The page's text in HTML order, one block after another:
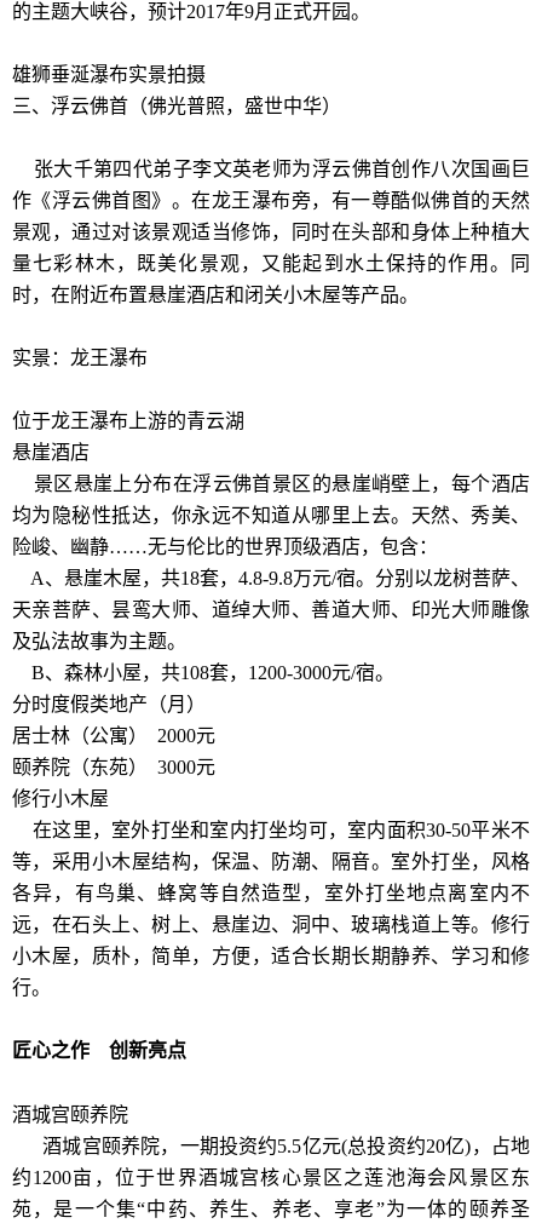
的主题大峡谷，预计2017年9月正式开园。
雄狮垂涎瀑布实景拍摄
三、浮云佛首（佛光普照，盛世中华）
张大千第四代弟子李文英老师为浮云佛首创作八次国画巨
作《浮云佛首图》。在龙王瀑布旁，有一尊酷似佛首的天然
景观，通过对该景观适当修饰，同时在头部和身体上种植大
量七彩林木，既美化景观，又能起到水土保持的作用。同
时，在附近布置悬崖酒店和闭关小木屋等产品。
实景：龙王瀑布
位于龙王瀑布上游的青云湖
悬崖酒店
景区悬崖上分布在浮云佛首景区的悬崖峭壁上，每个酒店
均为隐秘性抵达，你永远不知道从哪里上去。天然、秀美、
险峻、幽静……无与伦比的世界顶级酒店，包含：
A、悬崖木屋，共18套，4.8-9.8万元/宿。分别以龙树菩萨、
天亲菩萨、昙鸾大师、道绰大师、善道大师、印光大师雕像
及弘法故事为主题。
B、森林小屋，共108套，1200-3000元/宿。
分时度假类地产（月）
居士林（公寓） 2000元
颐养院（东苑） 3000元
修行小木屋
在这里，室外打坐和室内打坐均可，室内面积30-50平米不
等，采用小木屋结构，保温、防潮、隔音。室外打坐，风格
各异，有鸟巢、蜂窝等自然造型，室外打坐地点离室内不
远，在石头上、树上、悬崖边、洞中、玻璃栈道上等。修行
小木屋，质朴，简单，方便，适合长期长期静养、学习和修
行。
匠心之作 创新亮点
酒城宫颐养院
酒城宫颐养院，一期投资约5.5亿元(总投资约20亿)，占地
约1200亩，位于世界酒城宫核心景区之莲池海会风景区东
苑，是一个集“中药、养生、养老、享老”为一体的颐养圣